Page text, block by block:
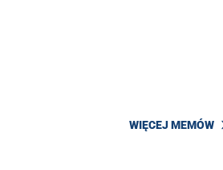
WIĘCEJ MEMÓW